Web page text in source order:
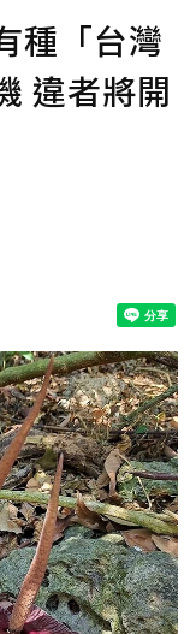
種「台灣
違者將開